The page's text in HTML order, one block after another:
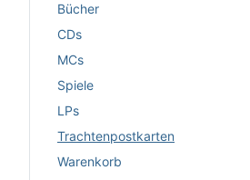
Bücher
CDs
MCs
Spiele
LPs
Trachtenpostkarten
Warenkorb